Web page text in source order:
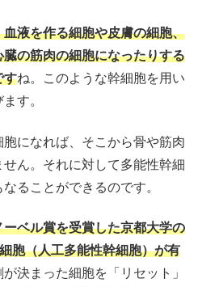
液を作る細胞や皮膚の細胞、
の筋肉の細胞になったりする
すね。このような幹細胞を用い
す。
になれば、そこから骨や筋肉
ん。それに対して多能性幹細
ることができるのです。
ベル賞を受賞した京都大学の
胞（人工多能性幹細胞）が有
決まった細胞を「リセット」